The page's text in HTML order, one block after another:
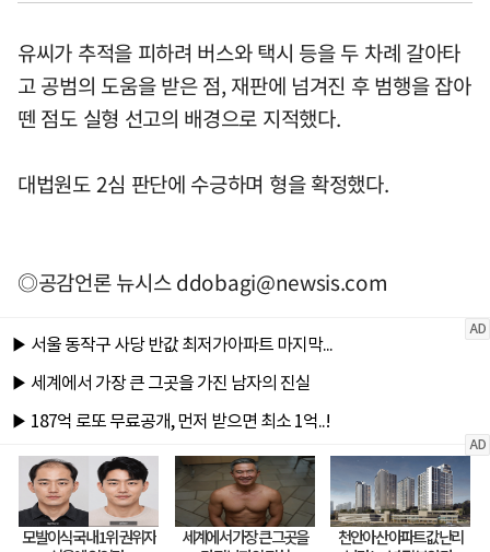
유씨가 추적을 피하려 버스와 택시 등을 두 차례 갈아타
고 공범의 도움을 받은 점, 재판에 넘겨진 후 범행을 잡아
뗀 점도 실형 선고의 배경으로 지적했다.
대법원도 2심 판단에 수긍하며 형을 확정했다.
◎공감언론 뉴시스ddobagi@newsis.com